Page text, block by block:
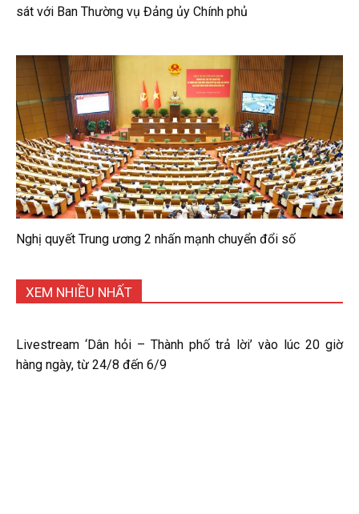
sát với Ban Thường vụ Đảng ủy Chính phủ
Nghị quyết Trung ương 2 nhấn mạnh chuyển đổi số
XEM NHIỀU NHẤT
Livestream ‘Dân hỏi – Thành phố trả lời’ vào lúc 20 giờ
hàng ngày, từ 24/8 đến 6/9